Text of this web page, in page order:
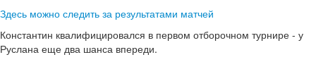
Здесь можно следить за результатами матчей
Константин квалифицировался в первом отборочном турнире - у
Руслана еще два шанса впереди.